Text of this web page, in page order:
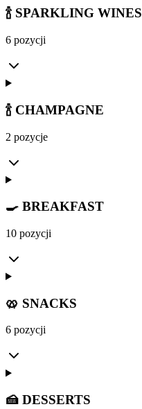
🍾 SPARKLING WINES
6 pozycji
🍾 CHAMPAGNE
2 pozycje
🍳 BREAKFAST
10 pozycji
🥨 SNACKS
6 pozycji
🍰 DESSERTS